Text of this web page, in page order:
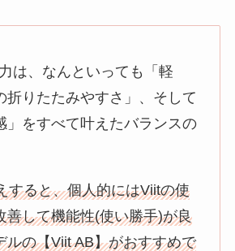
は、なんといっても「軽
折りたたみやすさ」、そして
」をすべて叶えたバランスの
すると、個人的にはViitの使
善して機能性(使い勝手)が良
ルの【Viit AB】がおすすめで